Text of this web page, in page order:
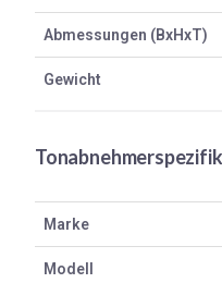
Abmessungen (BxHxT)
Gewicht
Marke
Modell